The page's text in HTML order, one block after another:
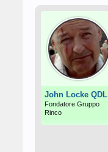
John Locke QDL
Fondatore Gruppo
Rinco